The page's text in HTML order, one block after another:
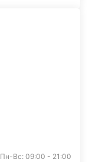
Пн-Вс: 09:00 - 21:00